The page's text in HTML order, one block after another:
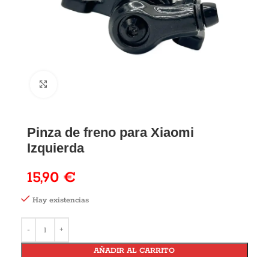
Pinza de freno para Xiaomi
Izquierda
15,90 €
Hay existencias
AÑADIR AL CARRITO